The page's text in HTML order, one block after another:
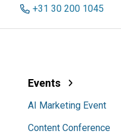
+31 30 200 1045
Events
AI Marketing Event
Content Conference